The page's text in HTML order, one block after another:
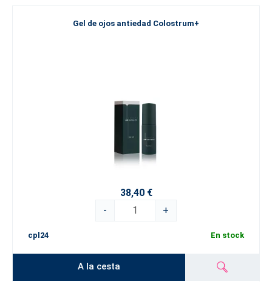
Gel de ojos antiedad Colostrum+
38,40 €
-
+
cpl24 En stock
A la cesta